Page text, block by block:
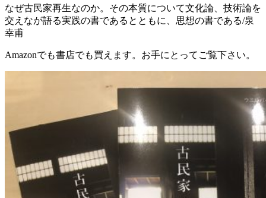
なぜ古民家再生なのか。その本質について文化論、技術論を
交えなが語る実践の書であるとともに、思想の書である/泉
幸甫
Amazonでも書店でも買えます。お手にとってご覧下さい。